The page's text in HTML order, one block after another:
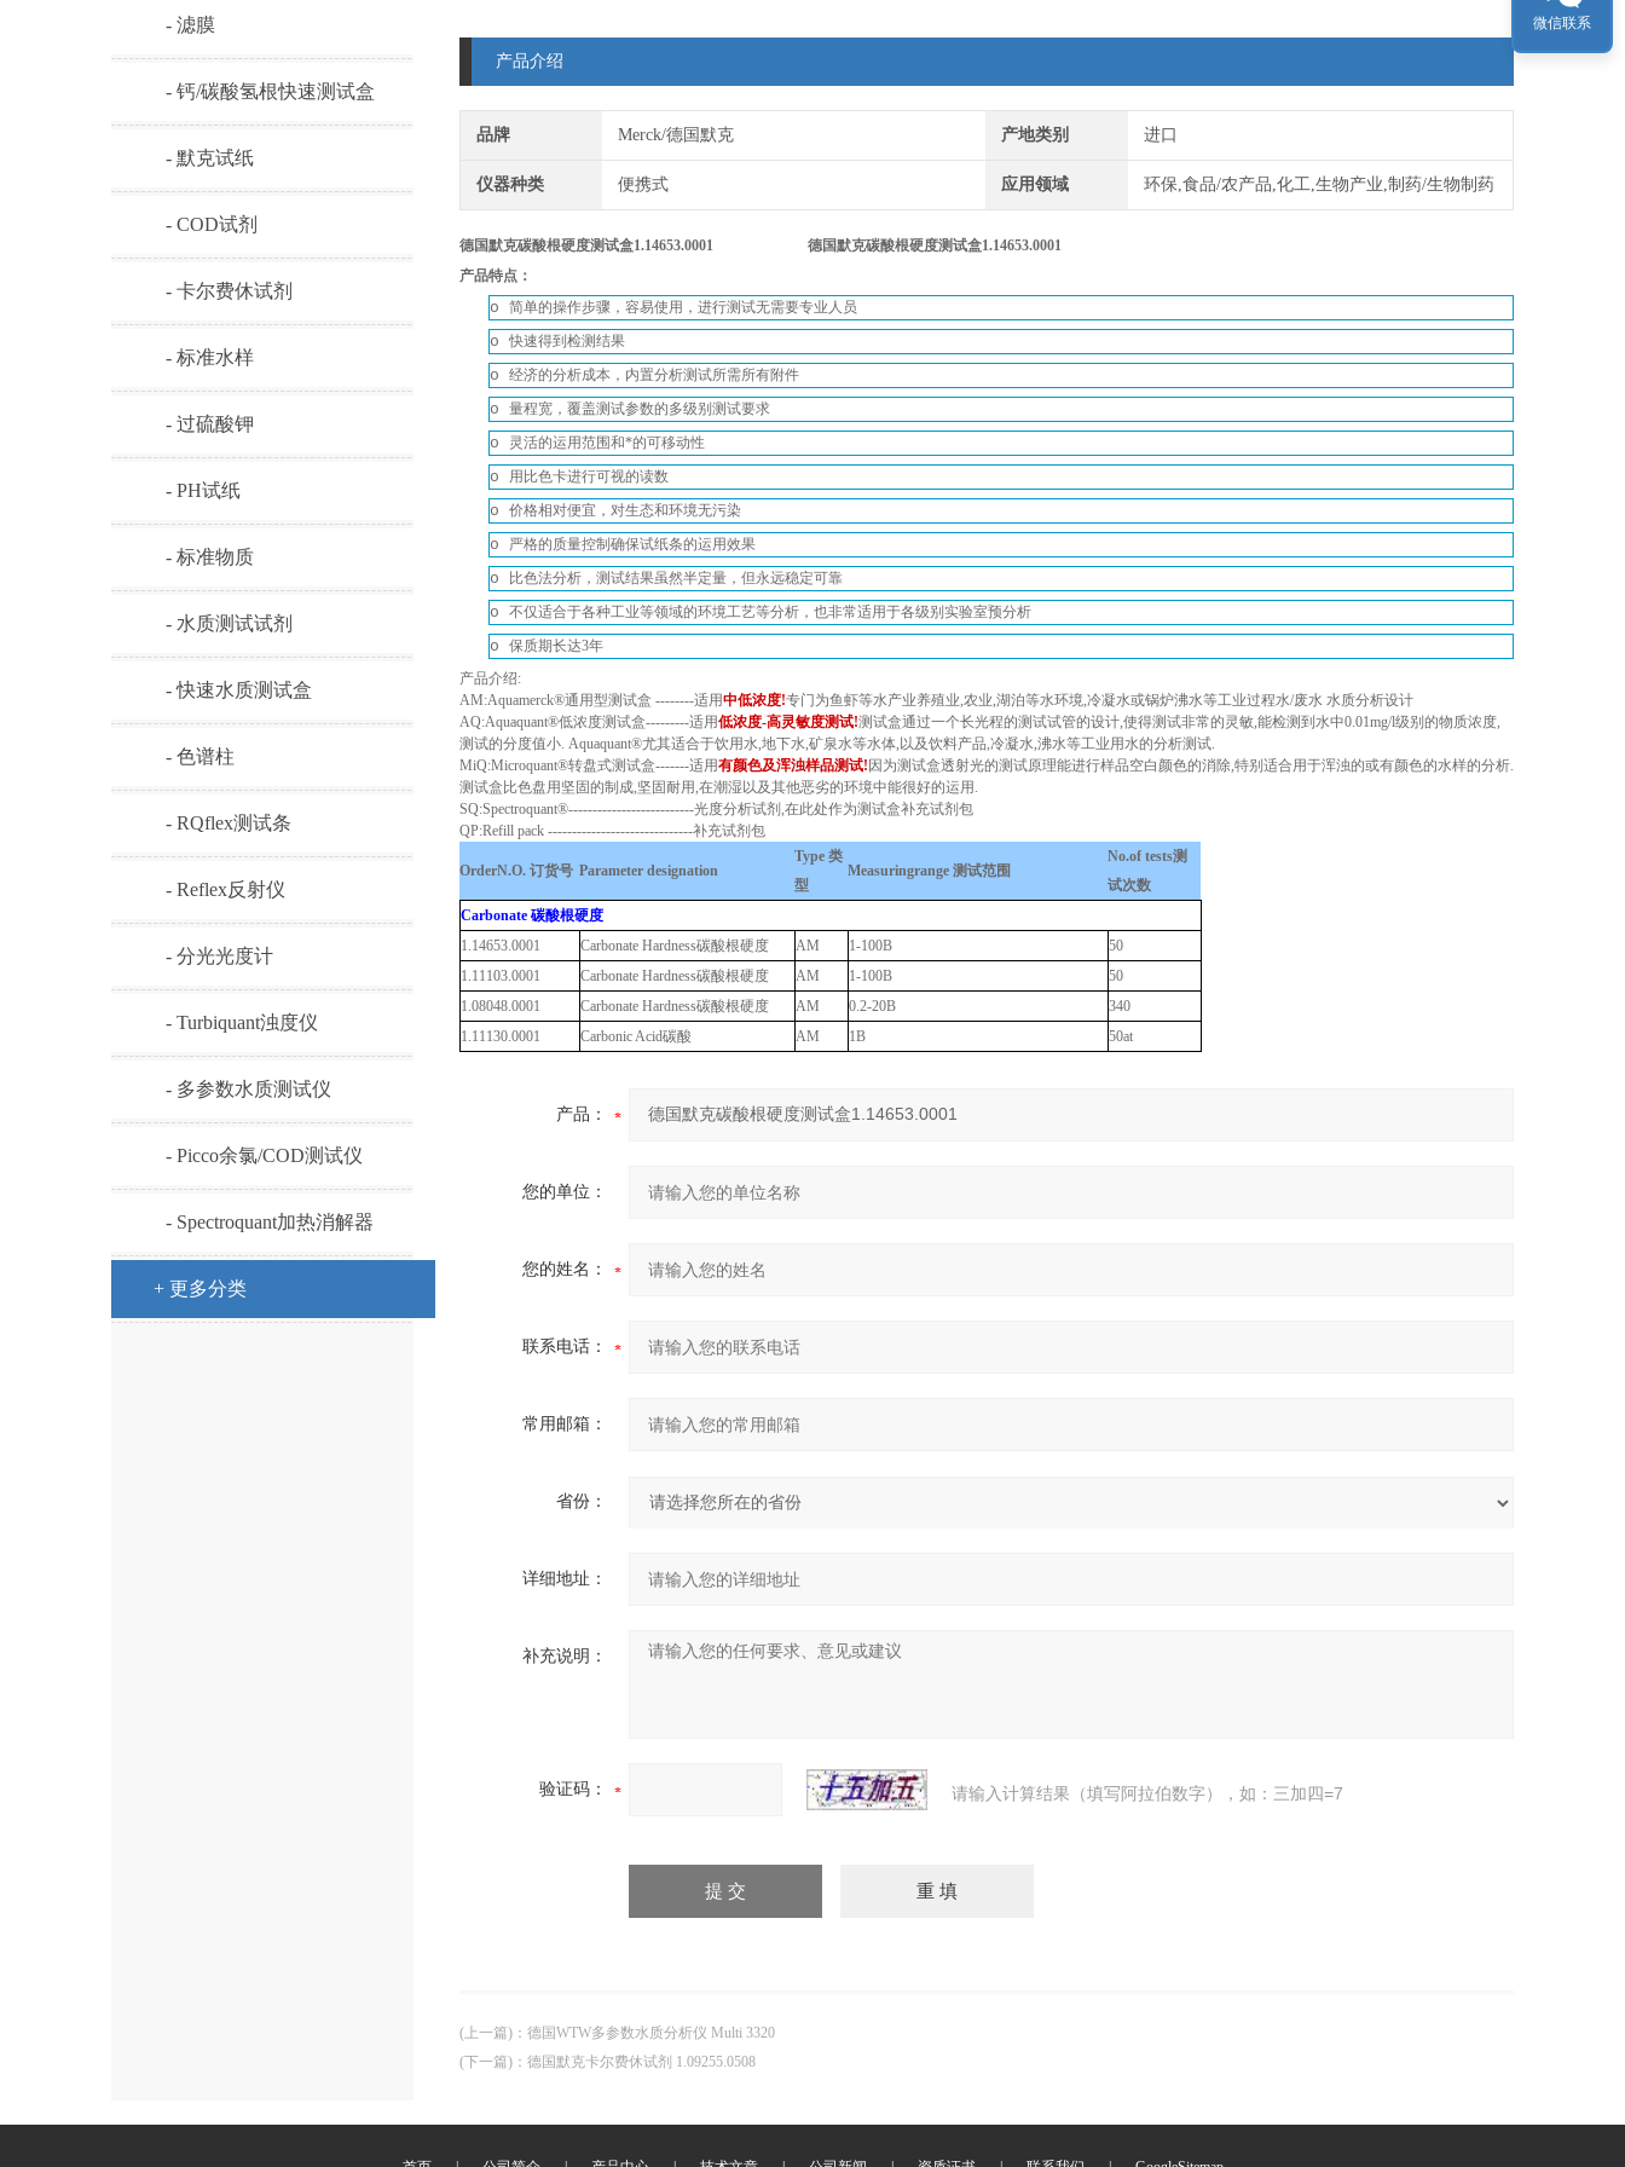
- 滤膜
- 钙/碳酸氢根快速测试盒
- 默克试纸
- COD试剂
- 卡尔费休试剂
- 标准水样
- 过硫酸钾
- PH试纸
- 标准物质
- 水质测试试剂
- 快速水质测试盒
- 色谱柱
- RQflex测试条
- Reflex反射仪
- 分光光度计
- Turbiquant浊度仪
- 多参数水质测试仪
- Picco余氯/COD测试仪
- Spectroquant加热消解器
+ 更多分类
产品介绍
品牌 Merck/德国默克 产地类别 进口
仪器种类 便携式 应用领域 环保,食品/农产品,化工,生物产业,制药/生物制药
德国默克碳酸根硬度测试盒1.14653.0001 德国默克碳酸根硬度测试盒1.14653.0001
产品特点：
o 简单的操作步骤，容易使用，进行测试无需要专业人员
o快速得到检测结果
o 经济的分析成本，内置分析测试所需所有附件
o 量程宽，覆盖测试参数的多级别测试要求
o 灵活的运用范围和*的可移动性
o 用比色卡进行可视的读数
o 价格相对便宜，对生态和环境无污染
o 严格的质量控制确保试纸条的运用效果
o 比色法分析，测试结果虽然半定量，但永远稳定可靠
o 不仅适合于各种工业等领域的环境工艺等分析，也非常适用于各级别实验室预分析
o 保质期长达3年
产品介绍:
AM:Aquamerck®通用型测试盒 --------适用中低浓度!专门为鱼虾等水产业养殖业,农业,湖泊等水环境,冷凝水或锅炉沸水等工业过程水/废水 水质分析设计
AQ:Aquaquant®低浓度测试盒---------适用低浓度-高灵敏度测试!测试盒通过一个长光程的测试试管的设计,使得测试非常的灵敏,能检测到水中0.01mg/l级别的物质浓度,
测试的分度值小. Aquaquant®尤其适合于饮用水,地下水,矿泉水等水体, 以及饮料产品,冷凝水,沸水等工业用水的分析测试.
MiQ:Microquant®转盘式测试盒-------适用有颜色及浑浊样品测试! 因为测试盒透射光的测试原理能进行样品空白颜色的消除,特别适合用于浑浊的或有颜色的水样的分析.
测试盒比色盘用坚固的制成,坚固耐用,在潮湿以及其他恶劣的环境中能很好的运用 .
SQ:Spectroquant®--------------------------光度分析试剂 ,在此处作为测试盒补充试剂包
QP:Refill pack ------------------------------补充试剂包
OrderN.O. 订货号 Parameter designation
Type 类
型
Measuringrange 测试范围
No.of tests测
试次数
Carbonate 碳酸根硬度
1.14653.0001
Carbonate Hardness碳酸根硬度 AM 1-100B
50
1.11103.0001
Carbonate Hardness碳酸根硬度 AM 1-100B
50
1.08048.0001
Carbonate Hardness碳酸根硬度 AM 0.2-20B
340
1.11130.0001
Carbonic Acid碳酸 AM 1B 50at
产品：
您的单位：
您的姓名：
联系电话：
常用邮箱：
省份：
详细地址：
补充说明：
验证码： 请输入计算结果（填写阿拉伯数字），如：三加四=7
(上一篇) ： 德国WTW多参数水质分析仪 Multi 3320
(下一篇) ： 德国默克卡尔费休试剂 1.09255.0508
微信联系